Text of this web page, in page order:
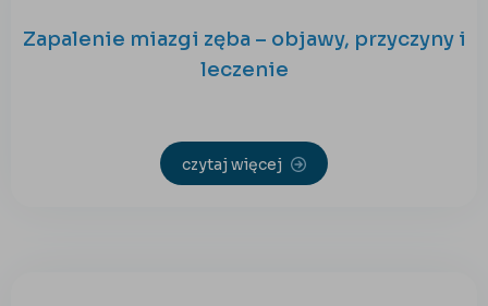
Zapalenie miazgi zęba – objawy, przyczyny i
leczenie
czytaj więcej